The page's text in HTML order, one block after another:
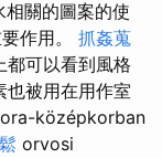
相關的圖案的使
作用。 抓姦蒐
都可以看到風格
也被用在用作室
középkorban
orvosi